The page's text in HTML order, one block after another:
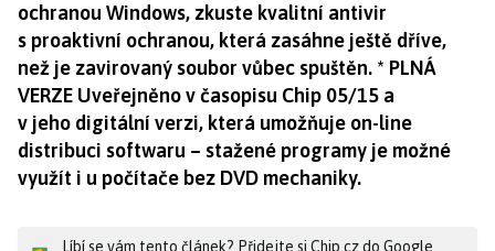
ochranou Windows, zkuste kvalitní antivir
s proaktivní ochranou, která zasáhne ještě dříve,
než je zavirovaný soubor vůbec spuštěn. * PLNÁ
VERZE Uveřejněno v časopisu Chip 05/15 a
v jeho digitální verzi, která umožňuje on-line
distribuci softwaru – stažené programy je možné
využít i u počítače bez DVD mechaniky.
Líbí se vám tento článek? Přidejte si Chip.cz do Google